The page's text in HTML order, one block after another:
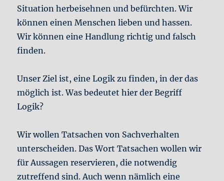
Situation herbeisehnen und befürchten. Wir
können einen Menschen lieben und hassen.
Wir können eine Handlung richtig und falsch
finden.
Unser Ziel ist, eine Logik zu finden, in der das
möglich ist. Was bedeutet hier der Begriff
Logik?
Wir wollen Tatsachen von Sachverhalten
unterscheiden. Das Wort Tatsachen wollen wir
für Aussagen reservieren, die notwendig
zutreffend sind. Auch wenn nämlich eine